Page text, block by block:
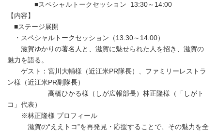
■スペシャルトークセッション 13:30～14:00
【内容】
■ステージ展開
・スペシャルトークセッション（13:30～14:00）
滋賀ゆかりの著名人と、滋賀に魅せられた人を招き、滋賀の
魅力を語る。
ゲスト：宮川大輔様（近江米PR隊長）、ファミリーレストラ
ン様（近江米PR副隊長）
高橋ひかる様（しが広報部長）林正隆様（「しがト
コ」代表）
※林正隆様 プロフィール
滋賀の“ええトコ”を再発見・応援することで、その魅力を全